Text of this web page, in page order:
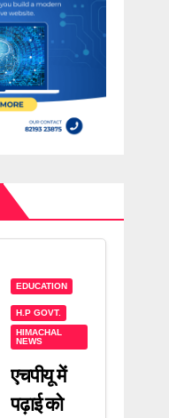
EDUCATION
H.P GOVT.
HIMACHAL
NEWS
एचपीयू में
पढ़ाई को